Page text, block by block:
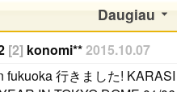
Daugiau
[2] konomi**2015.10.07
fukuoka 行きました! KARASI